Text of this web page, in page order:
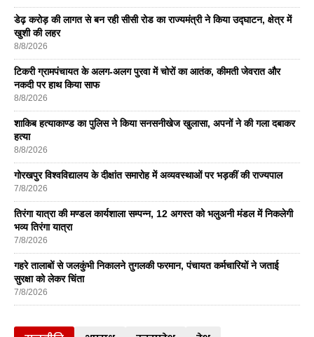
डेढ़ करोड़ की लागत से बन रही सीसी रोड का राज्यमंत्री ने किया उद्घाटन, क्षेत्र में
खुशी की लहर
8/8/2026
टिकरी ग्रामपंचायत के अलग-अलग पुरवा में चोरों का आतंक, कीमती जेवरात और
नकदी पर हाथ किया साफ
8/8/2026
शाकिब हत्याकाण्ड का पुलिस ने किया सनसनीखेज खुलासा, अपनों ने की गला दबाकर
हत्या
8/8/2026
गोरखपुर विश्वविद्यालय के दीक्षांत समारोह में अव्यवस्थाओं पर भड़कीं की राज्यपाल
7/8/2026
तिरंगा यात्रा की मण्डल कार्यशाला सम्पन्न, 12 अगस्त को भलुअनी मंडल में निकलेगी
भव्य तिरंगा यात्रा
7/8/2026
गहरे तालाबों से जलकुंभी निकालने तुगलकी फरमान, पंचायत कर्मचारियों ने जताई
सुरक्षा को लेकर चिंता
7/8/2026